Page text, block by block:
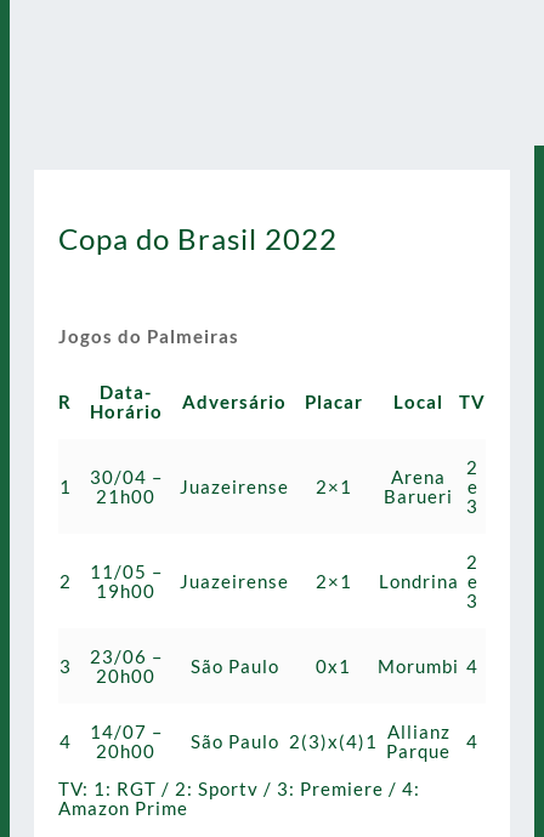
Copa do Brasil 2022
Jogos do Palmeiras
R
Data-
Horário
Adversário Placar Local TV
1
30/04 –
21h00
Juazeirense 2×1
Arena
Barueri
2
e
3
2
11/05 –
19h00
Juazeirense 2×1 Londrina
2
e
3
3
23/06 –
20h00
São Paulo 0x1 Morumbi 4
4
14/07 –
20h00
São Paulo 2(3)x(4)1
Allianz
Parque
4
TV: 1: RGT / 2: Sportv / 3: Premiere / 4:
Amazon Prime